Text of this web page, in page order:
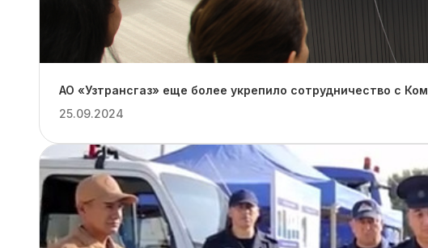
АО «Узтрансгаз» еще более укрепило сотрудничество с
25.09.2024